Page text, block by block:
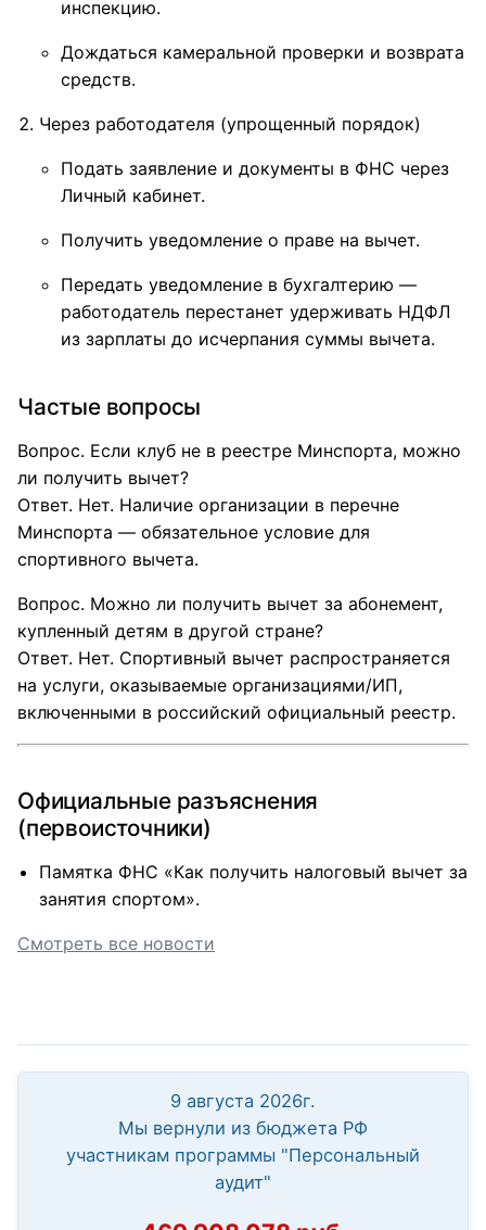
инспекцию.
Дождаться камеральной проверки и возврата
средств.
Через работодателя (упрощенный порядок)
Подать заявление и документы в ФНС через
Личный кабинет.
Получить уведомление о праве на вычет.
Передать уведомление в бухгалтерию —
работодатель перестанет удерживать НДФЛ
из зарплаты до исчерпания суммы вычета.
Частые вопросы
Вопрос. Если клуб не в реестре Минспорта, можно
ли получить вычет?
Ответ. Нет. Наличие организации в перечне
Минспорта — обязательное условие для
спортивного вычета.
Вопрос. Можно ли получить вычет за абонемент,
купленный детям в другой стране?
Ответ. Нет. Спортивный вычет распространяется
на услуги, оказываемые организациями/ИП,
включенными в российский официальный реестр.
Официальные разъяснения
(первоисточники)
Памятка ФНС «Как получить налоговый вычет за
занятия спортом».​
Смотреть все новости
9 августа 2026г.
Мы вернули из бюджета РФ
участникам программы "Персональный
аудит"